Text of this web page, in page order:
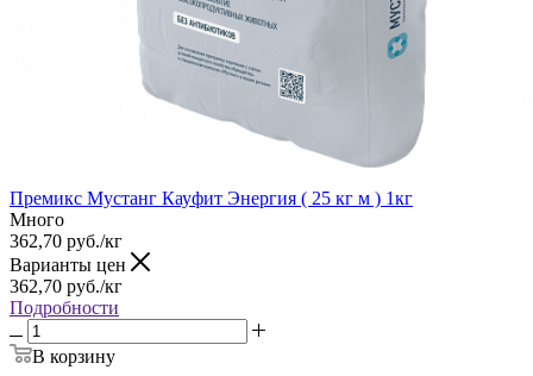
Премикс Мустанг Кауфит Энергия ( 25 кг м ) 1кг
Много
362,70 руб./кг
Варианты цен
362,70 руб./кг
Подробности
В корзину